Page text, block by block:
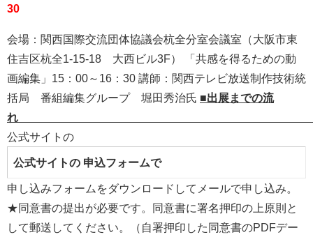
30
会場：関西国際交流団体協議会杭全分室会議室（大阪市東
住吉区杭全1-15-18 大西ビル3F） 「共感を得るための動
画編集」15：00～16：30 講師：関西テレビ放送制作技術統
括局 番組編集グループ 堀田秀治氏 ■出展までの流
公式サイトの
公式サイトの 申込フォームで
申し込みフォームをダウンロードしてメールで申し込み。
★同意書の提出が必要です。同意書に署名押印の上原則と
して郵送してください。（自署押印した同意書のPDFデー